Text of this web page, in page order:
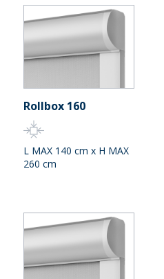
Rollbox 160
L MAX 140 cm x H MAX
260 cm